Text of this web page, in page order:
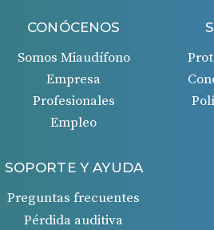
CONÓCENOS
Somos Miaudífono
Empresa
Profesionales
Empleo
SOPORTE Y AYUDA
Preguntas frecuentes
Pérdida auditiva